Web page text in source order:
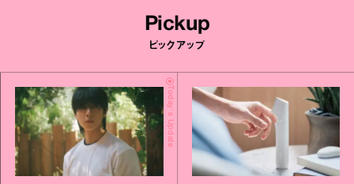
Pickup
ピックアップ
Today's Update